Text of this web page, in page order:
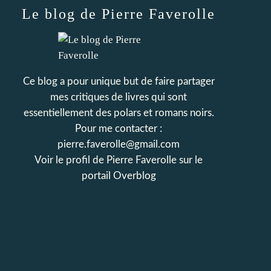
Le blog de Pierre Faverolle
Ce blog a pour unique but de faire partager
mes critiques de livres qui sont
essentiellement des polars et romans noirs.
Pour me contacter :
pierre.faverolle@gmail.com
Voir le profil de Pierre Faverolle sur le
portail Overblog